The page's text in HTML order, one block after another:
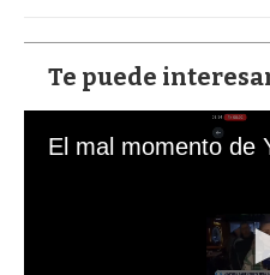
Te puede